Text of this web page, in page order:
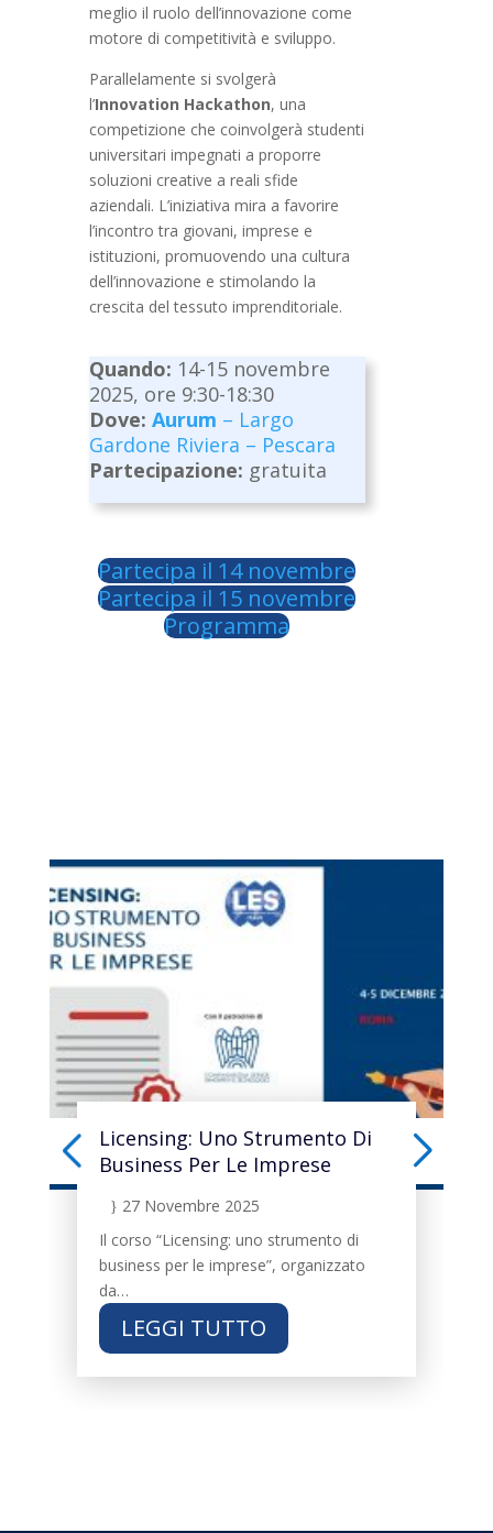
meglio il ruolo dell’innovazione come
motore di competitività e sviluppo.
Parallelamente si svolgerà
l’Innovation Hackathon, una
competizione che coinvolgerà studenti
universitari impegnati a proporre
soluzioni creative a reali sfide
aziendali. L’iniziativa mira a favorire
l’incontro tra giovani, imprese e
istituzioni, promuovendo una cultura
dell’innovazione e stimolando la
crescita del tessuto imprenditoriale.
Quando: 14-15 novembre
2025, ore 9:30-18:30
Dove: Aurum – Largo
Gardone Riviera – Pescara
Partecipazione: gratuita
Partecipa il 14 novembre
Partecipa il 15 novembre
Programma
Licensing: Uno Strumento Di
Business Per Le Imprese
} 27 Novembre 2025
Il corso “Licensing: uno strumento di
business per le imprese”, organizzato
da…
LEGGI TUTTO